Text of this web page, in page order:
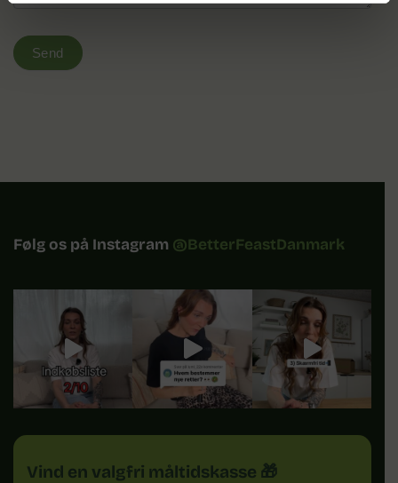
Send
Følg os på Instagram @BetterFeastDanmark
Vind en valgfri måltidskasse 🎁